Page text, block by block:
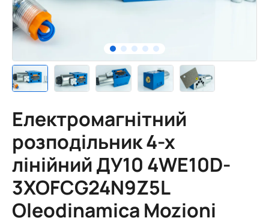
Електромагнітний
розподільник 4-х
лінійний ДУ10 4WE10D-
3XOFCG24N9Z5L
Oleodinamica Mozioni